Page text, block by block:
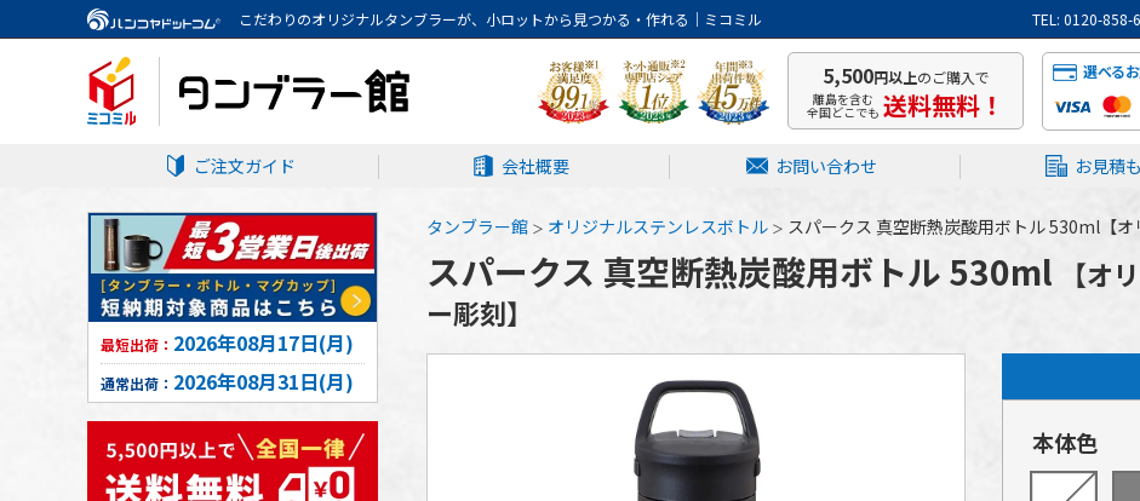
こだわりのオリジナルタンブラーが、小ロットから見つかる・作れる｜ミコミル TEL: 0120-858-
5,500円以上のご購入で
離島を含む
全国どこでも 送料無料！
選べる
ご注文ガイド 会社概要 お問い合わせ お見積
最短出荷： 2026年08月17日(月)
通常出荷： 2026年08月31日(月)
タンブラー館 オリジナルステンレスボトル スパークス 真空断熱炭酸用ボトル 530ml【オ
スパークス 真空断熱炭酸用ボトル 530ml
【オ
ー彫刻】
本体色